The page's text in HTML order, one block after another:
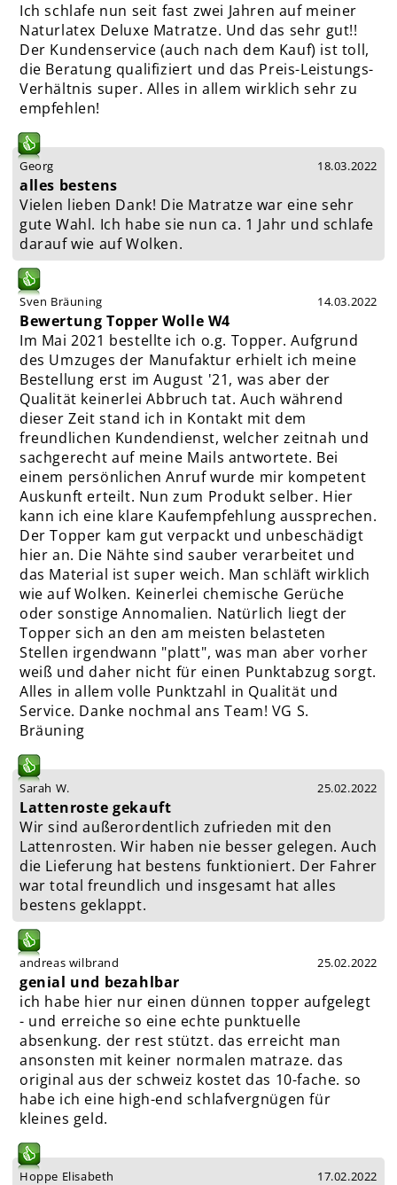
Ich schlafe nun seit fast zwei Jahren auf meiner
Naturlatex Deluxe Matratze. Und das sehr gut!!
Der Kundenservice (auch nach dem Kauf) ist toll,
die Beratung qualifiziert und das Preis-Leistungs-
Verhältnis super. Alles in allem wirklich sehr zu
empfehlen!
Georg 18.03.2022
alles bestens
Vielen lieben Dank! Die Matratze war eine sehr
gute Wahl. Ich habe sie nun ca. 1 Jahr und schlafe
darauf wie auf Wolken.
Sven Bräuning 14.03.2022
Bewertung Topper Wolle W4
Im Mai 2021 bestellte ich o.g. Topper. Aufgrund
des Umzuges der Manufaktur erhielt ich meine
Bestellung erst im August '21, was aber der
Qualität keinerlei Abbruch tat. Auch während
dieser Zeit stand ich in Kontakt mit dem
freundlichen Kundendienst, welcher zeitnah und
sachgerecht auf meine Mails antwortete. Bei
einem persönlichen Anruf wurde mir kompetent
Auskunft erteilt. Nun zum Produkt selber. Hier
kann ich eine klare Kaufempfehlung aussprechen.
Der Topper kam gut verpackt und unbeschädigt
hier an. Die Nähte sind sauber verarbeitet und
das Material ist super weich. Man schläft wirklich
wie auf Wolken. Keinerlei chemische Gerüche
oder sonstige Annomalien. Natürlich liegt der
Topper sich an den am meisten belasteten
Stellen irgendwann "platt", was man aber vorher
weiß und daher nicht für einen Punktabzug sorgt.
Alles in allem volle Punktzahl in Qualität und
Service. Danke nochmal ans Team! VG S.
Bräuning
Sarah W. 25.02.2022
Lattenroste gekauft
Wir sind außerordentlich zufrieden mit den
Lattenrosten. Wir haben nie besser gelegen. Auch
die Lieferung hat bestens funktioniert. Der Fahrer
war total freundlich und insgesamt hat alles
bestens geklappt.
andreas wilbrand 25.02.2022
genial und bezahlbar
ich habe hier nur einen dünnen topper aufgelegt
- und erreiche so eine echte punktuelle
absenkung. der rest stützt. das erreicht man
ansonsten mit keiner normalen matraze. das
original aus der schweiz kostet das 10-fache. so
habe ich eine high-end schlafvergnügen für
kleines geld.
Hoppe Elisabeth 17.02.2022